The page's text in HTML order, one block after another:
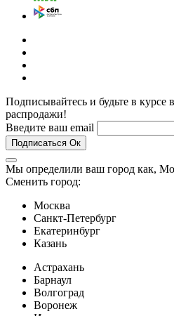
Подписывайтесь и будьте в курсе
распродажи!
Введите ваш email
Подписаться Ок
Мы определили ваш город как,
Сменить город:
Москва
Санкт-Петербург
Екатеринбург
Казань
Астрахань
Барнаул
Волгоград
Воронеж